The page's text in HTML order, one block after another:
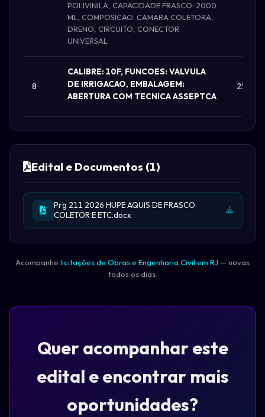
POLIVINILA, CAPACIDADE FRASCO: 2000
ML, COMPOSICAO: CAMARA COLETORA,
DRENO, CIRCUITO, CONECTOR
UNIVERSAL
8
CALIBRE: 10F, FUNCOES: VALVULA
DE IRRIGACAO, EMBALAGEM:
ABERTURA COM TECNICA ASSEPTCA
Edital e Documentos (1)
Prg 211 2026 HUPE AQUIS DE FRASCO
COLETOR E ETC.docx
Acompanhe licitações de Obras e Engenharia Civil em RJ — novas
todos os dias.
Quer acompanhar este
edital e encontrar mais
oportunidades?